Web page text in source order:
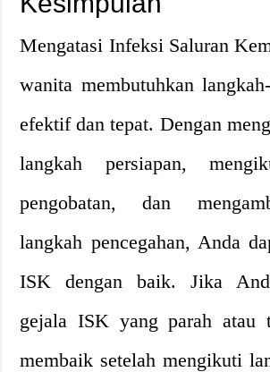
Mengatasi Infeksi Saluran
wanita membutuhkan
efektif dan tepat. Dengan
langkah persiapan,
pengobatan, dan
langkah pencegahan, Anda
ISK dengan baik. Jika
gejala ISK yang parah atau
membaik setelah mengikuti